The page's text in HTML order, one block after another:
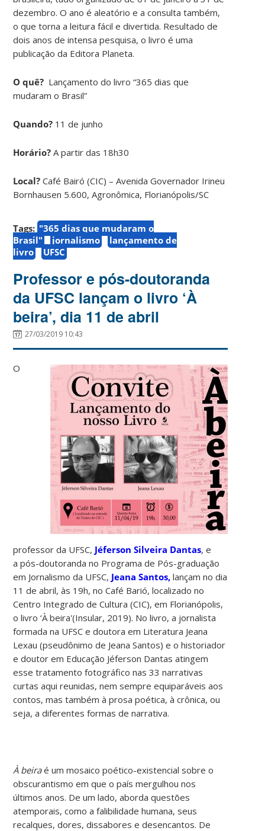
dezembro. O ano é aleatório e a consulta também,
o que torna a leitura fácil e divertida. Resultado de
dois anos de intensa pesquisa, o livro é uma
publicação da Editora Planeta.
O quê? Lançamento do livro “365 dias que
mudaram o Brasil”
Quando? 11 de junho
Horário? A partir das 18h30
Local? Café Bairó (CIC) – Avenida Governador Irineu
Bornhausen 5.600, Agronômica, Florianópolis/SC
Tags: "365 dias que mudaram o
Brasil"
jornalismo
lançamento de
livro
UFSC
Professor e pós-doutoranda
da UFSC lançam o livro ‘À
beira’, dia 11 de abril
27/03/2019 10:43
O
professor da UFSC, Jéferson Silveira Dantas, e
a pós-doutoranda no Programa de Pós-graduação
em Jornalismo da UFSC, Jeana Santos, lançam no dia
11 de abril, às 19h, no Café Barió, localizado no
Centro Integrado de Cultura (CIC), em Florianópolis,
o livro ‘À beira'(Insular, 2019). No livro, a jornalista
formada na UFSC e doutora em Literatura Jeana
Lexau (pseudônimo de Jeana Santos) e o historiador
e doutor em Educação Jéferson Dantas atingem
esse tratamento fotográfico nas 33 narrativas
curtas aqui reunidas, nem sempre equiparáveis aos
contos, mas também à prosa poética, à crônica, ou
seja, a diferentes formas de narrativa.
À beiraé um mosaico poético-existencial sobre o
obscurantismo em que o país mergulhou nos
últimos anos. De um lado, aborda questões
atemporais, como a falibilidade humana, seus
recalques, dores, dissabores e desencantos. De